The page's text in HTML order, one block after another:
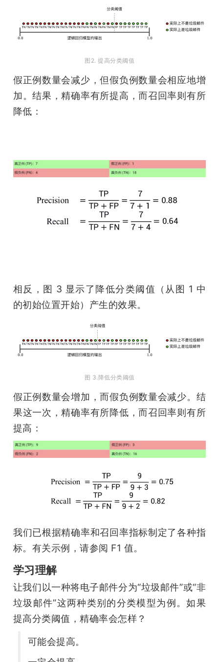
图2. 提高分类阈值
假正例数量会减少，但假负例数量会相应地增
加。结果，精确率有所提高，而召回率则有所
降低：
相反，图 3 显示了降低分类阈值（从图 1 中
的初始位置开始）产生的效果。
图 3.降低分类阈值
假正例数量会增加，而假负例数量会减少。结
果这一次，精确率有所降低，而召回率则有所
提高：
我们已根据精确率和召回率指标制定了各种指
标。有关示例，请参阅 F1 值。
学习理解
让我们以一种将电子邮件分为“垃圾邮件”或“非
垃圾邮件”这两种类别的分类模型为例。如果
提高分类阈值，精确率会怎样？
可能会提高。